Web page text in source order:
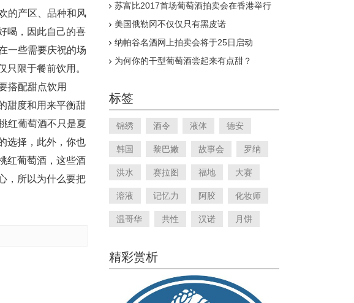
的产区、品种和风
喝，因此自己的喜
些需要庆祝的场
限于餐前饮用。
要搭配甜点饮用
甜度和用来平衡甜
红葡萄酒不只是夏
选择，此外，你也
红葡萄酒，这些酒
，所以为什么要把
苏富比2017首场葡萄酒拍卖会在香港举行
美国俄勒冈不仅仅只有黑皮诺
纳帕谷名酒网上拍卖会将于25日启动
为何你的干型葡萄酒尝起来有点甜？
标签
锦绣 酒令 液体 德安
韩国 黎巴嫩 故事会 罗纳
洪水 赛拉图 福地 大赛
溶液 记忆力 阿胶 化妆师
温哥华 共性 汉诺 月饼
精彩赏析